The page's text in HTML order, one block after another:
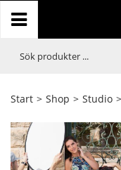
Start > Shop > Studio >